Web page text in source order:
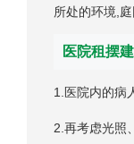
所处的环境,
医院租摆
1.医院内的病
2.再考虑光照